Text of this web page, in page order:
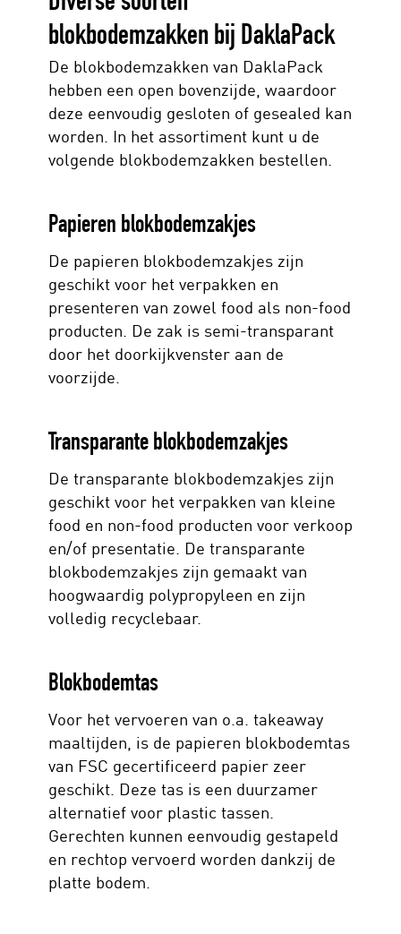
blokbodemzakken bij DaklaPack
De blokbodemzakken van DaklaPack
hebben een open bovenzijde, waardoor
deze eenvoudig gesloten of gesealed kan
worden. In het assortiment kunt u de
volgende blokbodemzakken bestellen.
Papieren blokbodemzakjes
De papieren blokbodemzakjes zijn
geschikt voor het verpakken en
presenteren van zowel food als non-food
producten. De zak is semi-transparant
door het doorkijkvenster aan de
voorzijde.
Transparante blokbodemzakjes
De transparante blokbodemzakjes zijn
geschikt voor het verpakken van kleine
food en non-food producten voor verkoop
en/of presentatie. De transparante
blokbodemzakjes zijn gemaakt van
hoogwaardig polypropyleen en zijn
volledig recyclebaar.
Blokbodemtas
Voor het vervoeren van o.a. takeaway
maaltijden, is de papieren blokbodemtas
van FSC gecertificeerd papier zeer
geschikt. Deze tas is een duurzamer
alternatief voor plastic tassen.
Gerechten kunnen eenvoudig gestapeld
en rechtop vervoerd worden dankzij de
platte bodem.